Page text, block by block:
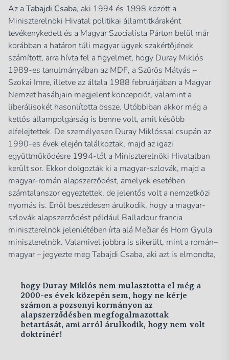
Az a Tabajdi Csaba, aki 1994 és 1998 között a
Miniszterelnöki Hivatal politikai államtitkáraként
tevékenykedett és a Magyar Szocialista Párton belül már
korábban a határon túli magyar ügyek szakértőjének
számított, arra hívta fel a figyelmet, hogy Duray Miklós
1989-es tanulmányában az MDF, a Szűrös Mátyás –
Szokai Imre, illetve az általa 1988 februárjában a Magyar
Nemzet hasábjain megjelent koncepciót, valamint a
liberálisokét hasonlította össze. Utóbbiban akkor még a
kettős állampolgárság is benne volt, amit később
elfelejtettek. De személyesen Duray Miklóssal csupán az
1990-es évek elején találkoztak, majd az igazi
együttműködésre 1994-től a Miniszterelnöki Hivatalban
került sor. Ekkor dolgozták ki a magyar-szlovák, majd a
magyar-román alapszerződést, amelyek esetében
számtalanszor egyeztettek, de jelentős volt a nemzetközi
nyomás is. Erről beszédesen árulkodik, hogy a magyar-
szlovák alapszerződést például Balladour francia
miniszterelnök jelenlétében írta alá Mečiar és Horn Gyula
miniszterelnök. Valamivel jobbra is sikerült, mint a román–
magyar – jegyezte meg Tabajdi Csaba, aki azt is elmondta,
hogy Duray Miklós nem mulasztotta el még a
2000-es évek közepén sem, hogy ne kérje
számon a pozsonyi kormányon az
alapszerződésben megfogalmazottak
betartását, ami arról árulkodik, hogy nem volt
doktrínér!